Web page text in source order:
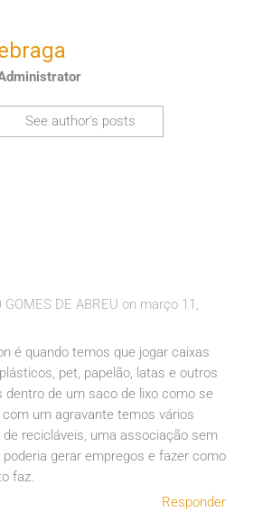
See author's posts
GOMES DE ABREU on março 11,
é quando temos que jogar caixas
pet, papelão, latas e outros
dentro de um saco de lixo como se
com um agravante temos vários
recicláveis, uma associação sem
poderia gerar empregos e fazer como
faz.
Responder